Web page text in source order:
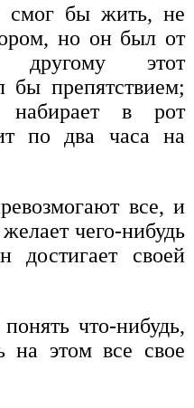
смог бы жить, не
но он был от
другому этот
бы препятствием;
в рот
по два часа на
все, и
чего-нибудь
достигает своей
что-нибудь,
на этом все свое